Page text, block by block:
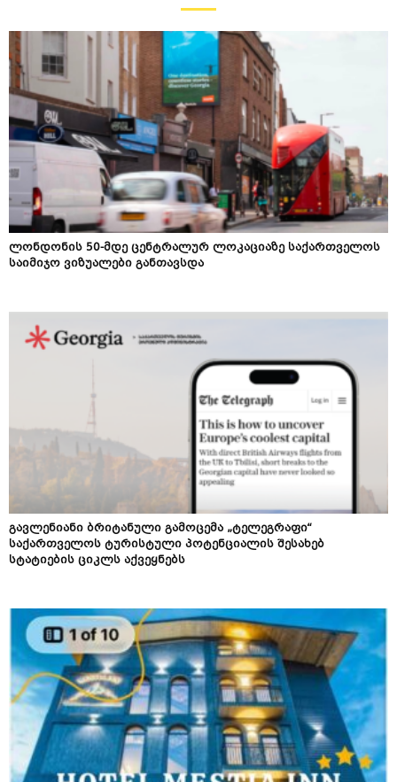
ლონდონის 50-მდე ცენტრალურ ლოკაციაზე საქართველოს
საიმიჯო ვიზუალები განთავსდა
გავლენიანი ბრიტანული გამოცემა „ტელეგრაფი“
საქართველოს ტურისტული პოტენციალის შესახებ
სტატიების ციკლს აქვეყნებს